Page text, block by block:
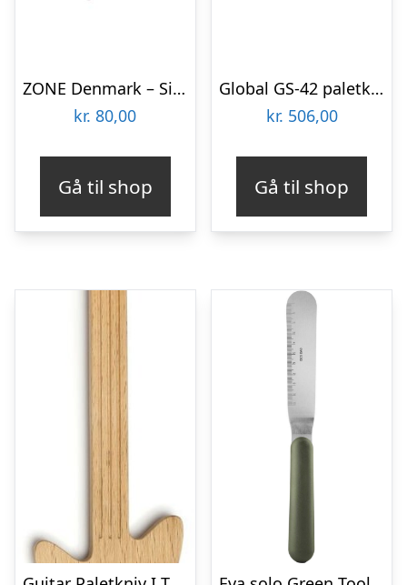
ZONE Denmark – Singles Paletkniv 28 x 4,8 cm Bøg
kr. 80,00
Gå til shop
Global GS-42 paletkniv 20 cm.
kr. 506,00
Gå til shop